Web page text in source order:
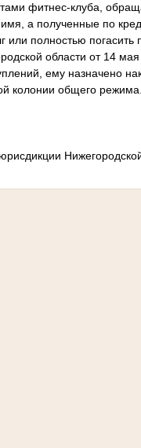
фитнес-клуба,
а полученные по
полностью погасить
области от 14
ему назначено
колонии общего режима.